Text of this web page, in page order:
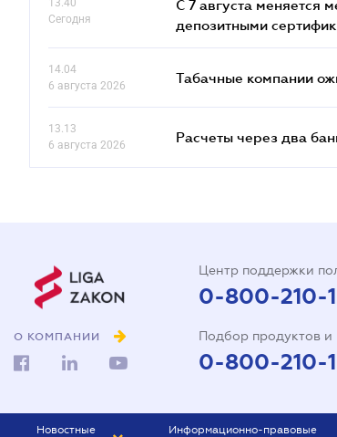
13.40
Сегодня
С 7 августа меняется
депозитными
14.04
6 августа 2026
Табачные компании
13.13
6 августа 2026
Расчеты через два
О КОМПАНИИ
Центр поддержки
0-800-210-
Подбор продуктов
0-800-210-
Новостные
Информационно-правовые